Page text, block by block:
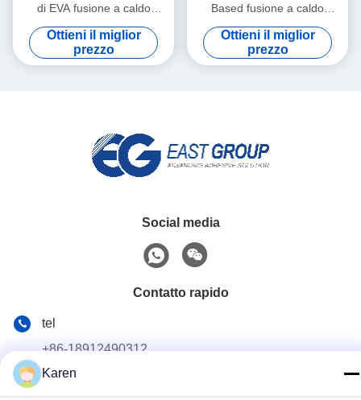
di EVA fusione a caldo
Adhesive 25kg della colla di
filtro dell'aria
Ottieni il miglior
prezzo
Based fusione a caldo
Adhesive di filtro dell'aria
25kg
Ottieni il miglior
prezzo
Social media
Contatto rapido
tel
+86-18912490312
E-mail
Karen